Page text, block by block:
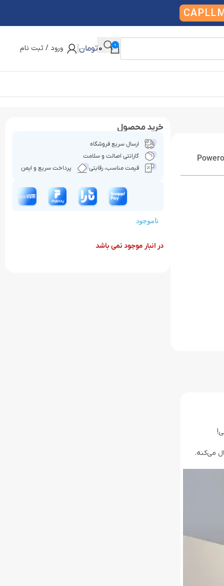
0
0تومان ورود / ثبت نام
خرید محصول
ارسال سریع فروشگاه
گارانتی اصالت و سلامت
قیمت مناسب، رقابتی
پرداخت سریع و ایمن
ناموجود
در انبار موجود نمی باشد